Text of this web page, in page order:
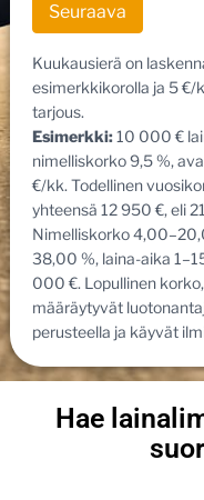
Seuraava
Kuukausierä on
esimerkkikorolla ja 5 €/
tarjous.
Esimerkki:10 000 €
nimelliskorko 9,5 %,
€/kk. Todellinen
yhteensä 12 950 €, eli
Nimelliskorko
38,00 %, laina-aika
000 €. Lopullinen
määräytyvät
perusteella ja käyvät
Hae